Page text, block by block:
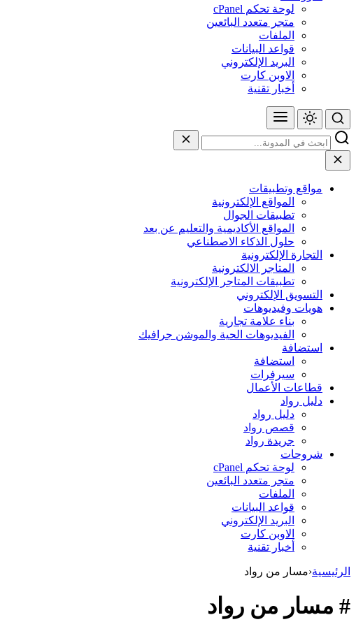
لوحة تحكم cPanel
متجر متعدد البائعين
الملفات
قواعد البيانات
البريد الإلكتروني
الاوبن كارت
أخبار تقنية
مواقع وتطبيقات
المواقع الإلكترونية
تطبيقات الجوال
المواقع الأكاديمية والتعليم عن بعد
حلول الذكاء الاصطناعي
التجارة الإلكترونية
المتاجر الالكترونية
تطبيقات المتاجر الإلكترونية
التسويق الإلكتروني
هويات وفيديوهات
بناء علامة تجارية
الفيديوهات الحية والموشن جرافيك
استضافة
استضافة
سيرفرات
قطاعات الأعمال
دليل رواد
دليل رواد
قصص رواد
جريدة رواد
شروحات
لوحة تحكم cPanel
متجر متعدد البائعين
الملفات
قواعد البيانات
البريد الإلكتروني
الاوبن كارت
أخبار تقنية
الرئيسية‹مسار من رواد
# مسار من رواد